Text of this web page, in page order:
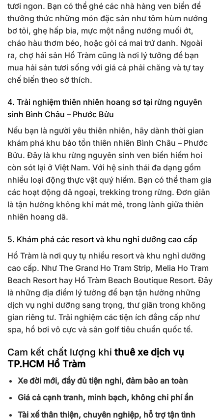
tươi ngon. Bạn có thể ghé các nhà hàng ven biển để
thưởng thức những món đặc sản như tôm hùm nướng
bơ tỏi, ghẹ hấp bia, mực một nắng nướng muối ớt,
cháo hàu thơm béo, hoặc gỏi cá mai trứ danh. Ngoài
ra, chợ hải sản Hồ Tràm cũng là nơi lý tưởng để bạn
mua hải sản tươi sống với giá cả phải chăng và tự tay
chế biến theo sở thích.
4. Trải nghiệm thiên nhiên hoang sơ tại rừng nguyên
sinh Bình Châu – Phước Bửu
Nếu bạn là người yêu thiên nhiên, hãy dành thời gian
khám phá khu bảo tồn thiên nhiên Bình Châu – Phước
Bửu. Đây là khu rừng nguyên sinh ven biển hiếm hoi
còn sót lại ở Việt Nam. Với hệ sinh thái đa dạng gồm
nhiều loại động thực vật quý hiếm. Bạn có thể tham gia
các hoạt động dã ngoại, trekking trong rừng. Đơn giản
là tận hưởng không khí mát mẻ, trong lành giữa thiên
nhiên hoang dã.
5. Khám phá các resort và khu nghỉ dưỡng cao cấp
Hồ Tràm là nơi quy tụ nhiều resort và khu nghỉ dưỡng
cao cấp. Như The Grand Ho Tram Strip, Melia Ho Tram
Beach Resort hay Hồ Tràm Beach Boutique Resort. Đây
là những địa điểm lý tưởng để bạn tận hưởng những
dịch vụ nghỉ dưỡng sang trọng, thư giãn trong không
gian riêng tư. Trải nghiệm các tiện ích đẳng cấp như
spa, hồ bơi vô cực và sân golf tiêu chuẩn quốc tế.
Cam kết chất lượng khi thuê xe dịch vụ
TP.HCM Hồ Tràm
Xe đời mới, đầy đủ tiện nghi, đảm bảo an toàn
Giá cả cạnh tranh, minh bạch, không chi phí ẩn
Tài xế thân thiện, chuyên nghiệp, hỗ trợ tận tình